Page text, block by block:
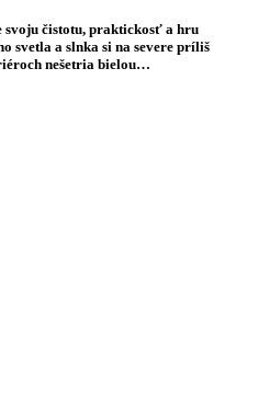
svoju čistotu, praktickosť a hru
svetla a slnka si na severe príliš
nešetria bielou…